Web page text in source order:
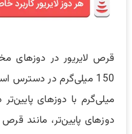
میلی‌گرم با دوزهای